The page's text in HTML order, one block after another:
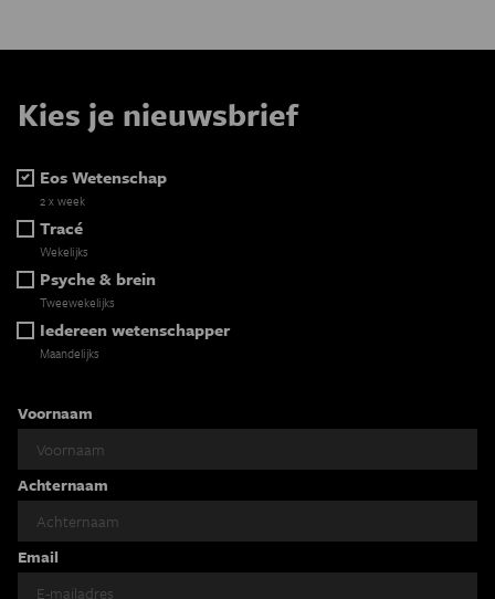
Kies je nieuwsbrief
Eos Wetenschap
2 x week
Tracé
Wekelijks
Psyche & brein
Tweewekelijks
Iedereen wetenschapper
Maandelijks
Voornaam
Achternaam
Email